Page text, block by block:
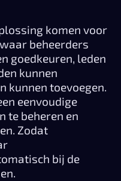
komen voor
beheerders
goedkeuren, leden
kunnen
kunnen toevoegen.
eenvoudige
te beheren en
Zodat
bij de